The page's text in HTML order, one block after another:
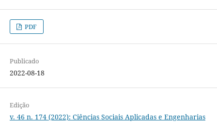
PDF
Publicado
2022-08-18
Edição
v. 46 n. 174 (2022): Ciências Sociais Aplicadas e Engenharias